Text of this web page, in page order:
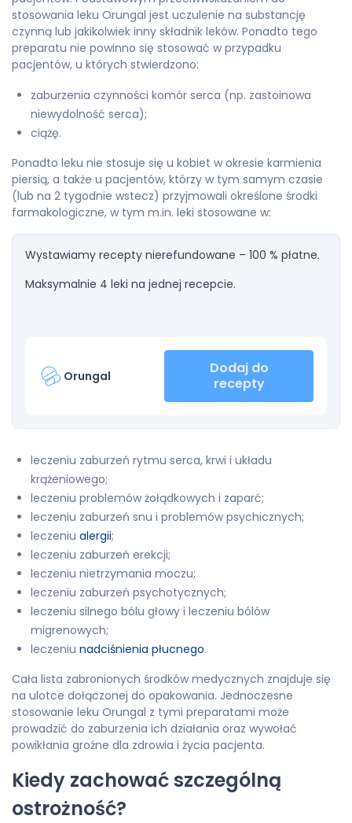
stosowania leku Orungal jest uczulenie na substancję
czynną lub jakikolwiek inny składnik leków. Ponadto tego
preparatu nie powinno się stosować w przypadku
pacjentów, u których stwierdzono:
zaburzenia czynności komór serca (np. zastoinowa
niewydolność serca);
ciążę.
Ponadto leku nie stosuje się u kobiet w okresie karmienia
piersią, a także u pacjentów, którzy w tym samym czasie
(lub na 2 tygodnie wstecz) przyjmowali określone środki
farmakologiczne, w tym m.in. leki stosowane w:
Wystawiamy recepty nierefundowane – 100 % płatne.
Maksymalnie 4 leki na jednej recepcie.
Orungal
Dodaj do
recepty
leczeniu zaburzeń rytmu serca, krwi i układu
krążeniowego;
leczeniu problemów żołądkowych i zaparć;
leczeniu zaburzeń snu i problemów psychicznych;
leczeniu alergii;
leczeniu zaburzeń erekcji;
leczeniu nietrzymania moczu;
leczeniu zaburzeń psychotycznych;
leczeniu silnego bólu głowy i leczeniu bólów
migrenowych;
leczeniu nadciśnienia płucnego.
Cała lista zabronionych środków medycznych znajduje się
na ulotce dołączonej do opakowania. Jednoczesne
stosowanie leku Orungal z tymi preparatami może
prowadzić do zaburzenia ich działania oraz wywołać
powikłania groźne dla zdrowia i życia pacjenta.
Kiedy zachować szczególną
ostrożność?